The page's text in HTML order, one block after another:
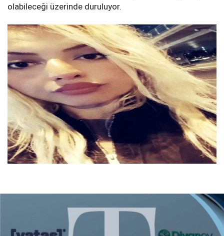
olabileceği üzerinde duruluyor.